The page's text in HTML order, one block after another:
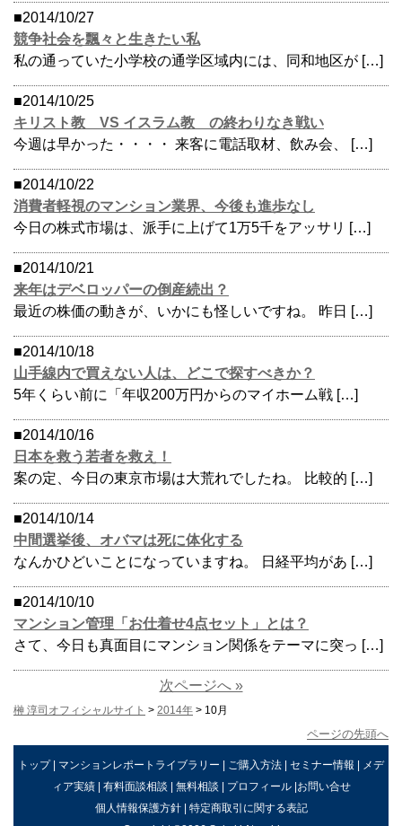
■2014/10/27
競争社会を飄々と生きたい私
私の通っていた小学校の通学区域内には、同和地区が […]
■2014/10/25
キリスト教 VS イスラム教 の終わりなき戦い
今週は早かった・・・・ 来客に電話取材、飲み会、 […]
■2014/10/22
消費者軽視のマンション業界、今後も進歩なし
今日の株式市場は、派手に上げて1万5千をアッサリ […]
■2014/10/21
来年はデベロッパーの倒産続出？
最近の株価の動きが、いかにも怪しいですね。 昨日 […]
■2014/10/18
山手線内で買えない人は、どこで探すべきか？
5年くらい前に「年収200万円からのマイホーム戦 […]
■2014/10/16
日本を救う若者を救え！
案の定、今日の東京市場は大荒れでしたね。 比較的 […]
■2014/10/14
中間選挙後、オバマは死に体化する
なんかひどいことになっていますね。 日経平均があ […]
■2014/10/10
マンション管理「お仕着せ4点セット」とは？
さて、今日も真面目にマンション関係をテーマに突っ […]
次ページへ »
榊 淳司オフィシャルサイト > 2014年 > 10月
ページの先頭へ
トップ| マンションレポートライブラリー | ご購入方法 | セミナー情報 | メデ
ィア実績| 有料面談相談 | 無料相談 | プロフィール|お問い合せ
個人情報保護方針| 特定商取引に関する表記